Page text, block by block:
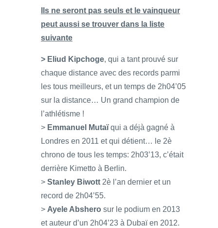
Ils ne seront pas seuls et le vainqueur
peut aussi se trouver dans la liste
suivante
> Eliud Kipchoge, qui a tant prouvé sur
chaque distance avec des records parmi
les tous meilleurs, et un temps de 2h04’05
sur la distance… Un grand champion de
l’athlétisme !
> Emmanuel Mutaïqui a déjà gagné à
Londres en 2011 et qui détient… le 2è
chrono de tous les temps: 2h03’13, c’était
derrière Kimetto à Berlin.
> Stanley Biwott 2è l’an dernier et un
record de 2h04’55.
> Ayele Abshero sur le podium en 2013
et auteur d’un 2h04’23 à Dubaï en 2012.